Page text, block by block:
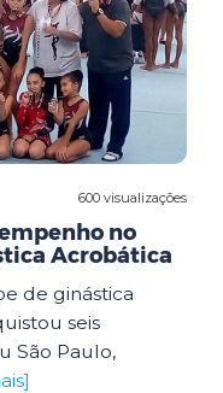
600 visualizações
no
Acrobática
de ginástica
seis
São Paulo,